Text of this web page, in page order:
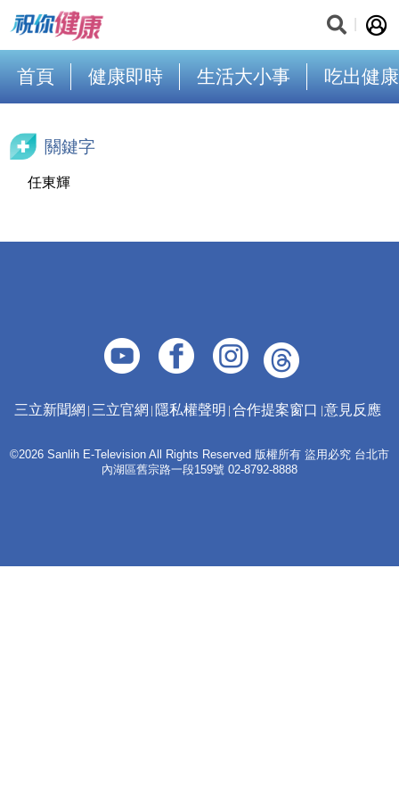
首頁 健康即時 生活大小事 吃出健康
關鍵字
任東輝
三立新聞網 三立官網 隱私權聲明 合作提案窗口 意見反應
©2026 Sanlih E-Television All Rights Reserved 版權所有 盜用必究 台北市
內湖區舊宗路一段159號 02-8792-8888